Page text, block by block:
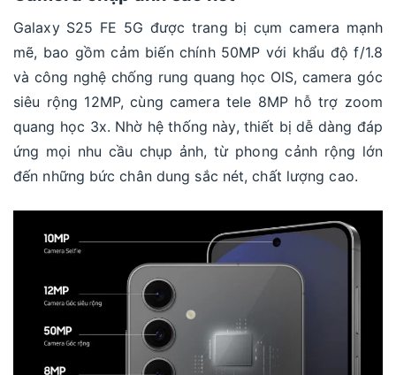
Galaxy S25 FE 5G được trang bị cụm camera mạnh
mẽ, bao gồm cảm biến chính 50MP với khẩu độ f/1.8
và công nghệ chống rung quang học OIS, camera góc
siêu rộng 12MP, cùng camera tele 8MP hỗ trợ zoom
quang học 3x. Nhờ hệ thống này, thiết bị dễ dàng đáp
ứng mọi nhu cầu chụp ảnh, từ phong cảnh rộng lớn
đến những bức chân dung sắc nét, chất lượng cao.